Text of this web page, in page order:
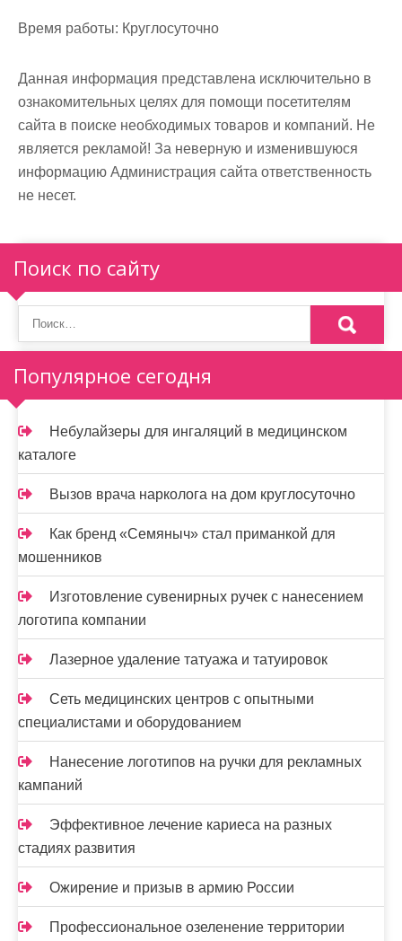
Время работы: Круглосуточно
Данная информация представлена исключительно в
ознакомительных целях для помощи посетителям
сайта в поиске необходимых товаров и компаний. Не
является рекламой! За неверную и изменившуюся
информацию Администрация сайта ответственность
не несет.
Поиск по сайту
Популярное сегодня
Небулайзеры для ингаляций в медицинском
каталоге
Вызов врача нарколога на дом круглосуточно
Как бренд «Семяныч» стал приманкой для
мошенников
Изготовление сувенирных ручек с нанесением
логотипа компании
Лазерное удаление татуажа и татуировок
Сеть медицинских центров с опытными
специалистами и оборудованием
Нанесение логотипов на ручки для рекламных
кампаний
Эффективное лечение кариеса на разных
стадиях развития
Ожирение и призыв в армию России
Профессиональное озеленение территории